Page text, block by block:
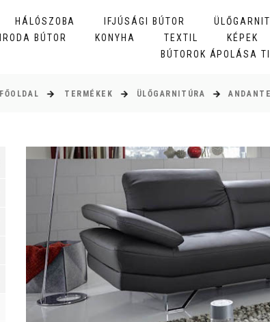
HÁLÓSZOBA IFJÚSÁGI BÚTOR
IRODA BÚTOR
KONYHA TEXTIL KÉPEK
BÚTOROK ÁPOLÁSA
FŐOLDAL TERMÉKEK ÜLŐGARNITÚRA